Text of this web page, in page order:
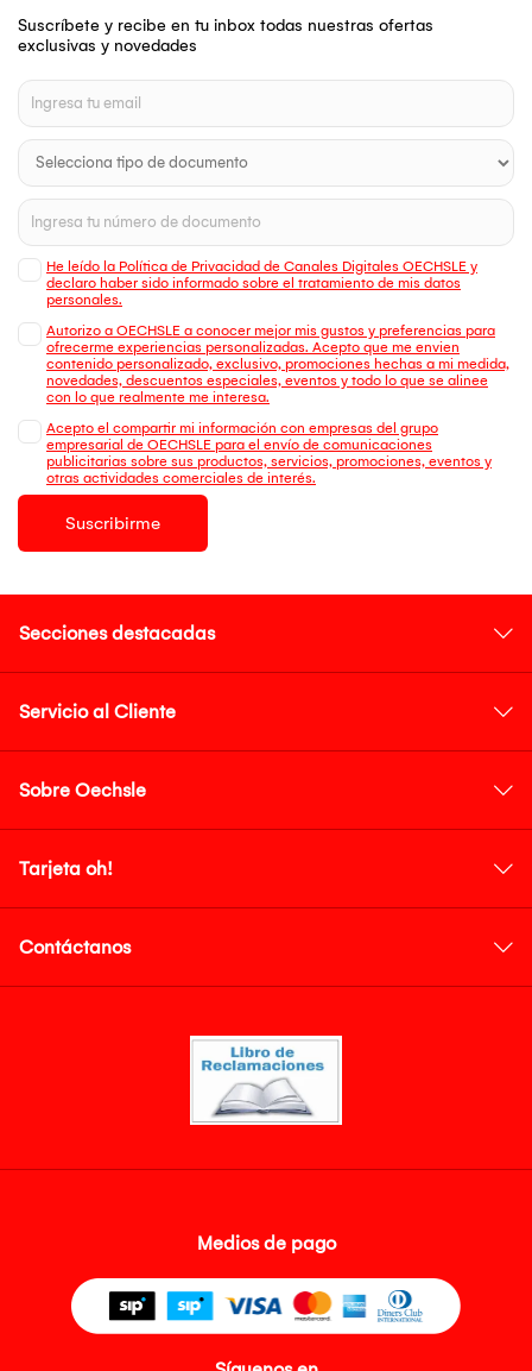
Suscríbete y recibe en tu inbox todas nuestras ofertas
exclusivas y novedades
He leído la Política de Privacidad de Canales Digitales OECHSLE y
declaro haber sido informado sobre el tratamiento de mis datos
personales.
Autorizo a OECHSLE a conocer mejor mis gustos y preferencias para
ofrecerme experiencias personalizadas. Acepto que me envien
contenido personalizado, exclusivo, promociones hechas a mi medida,
novedades, descuentos especiales, eventos y todo lo que se alinee
con lo que realmente me interesa.
Acepto el compartir mi información con empresas del grupo
empresarial de OECHSLE para el envío de comunicaciones
publicitarias sobre sus productos, servicios, promociones, eventos y
otras actividades comerciales de interés.
Suscribirme
Secciones destacadas
Servicio al Cliente
Sobre Oechsle
Tarjeta oh!
Contáctanos
Medios de pago